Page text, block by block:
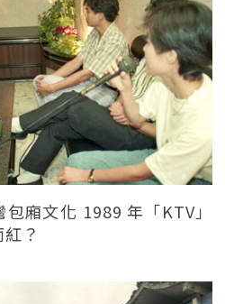
廂文化 1989 年「KTV」
？